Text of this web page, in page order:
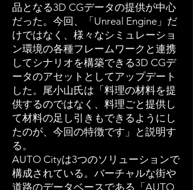
品となる3D CGデータの提供が中心
だった。今回、「Unreal Engine」だ
けではなく、様々なシミュレーショ
ン環境の各種フレームワークと連携
してシナリオを構築できる3D CGデ
ータのアセットとしてアップデート
した。尾小山氏は「料理の材料を提
供するのではなく、料理ごと提供し
て材料の足し引きもできるようにし
たのが、今回の特徴です」と説明す
る。
AUTO Cityは3つのソリューションで
構成されている。バーチャルな街や
道路のデータベースである「AUTO